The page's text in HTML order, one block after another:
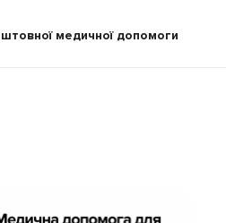
медичної допомоги